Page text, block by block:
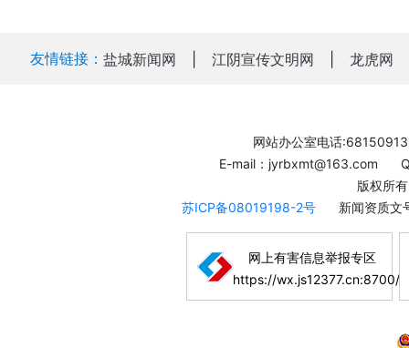
友情链接： 盐城新闻网 江阴宣传文明网 龙虎网
网站办公室电话:68150913
E-mail：jyrbxmt@163.com
版权所
苏ICP备08019198-2号
新闻资质
网上有害信息举报专区
https://wx.js12377.cn:8700/